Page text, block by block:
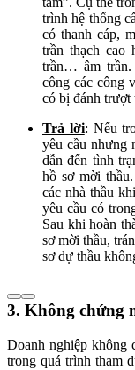
trình hệ thống
có thanh cáp,
trần thạch cao
trần… âm trần.
công các công
có bị đánh trượt
Trả lời: Nếu
yêu cầu nhưng
dẫn đến tình
hồ sơ mời
các nhà thầu
yêu cầu có
Sau khi hoàn
sơ mời thầu,
sơ dự thầu
3. Không chứng
Doanh nghiệp không
trong quá trình tham